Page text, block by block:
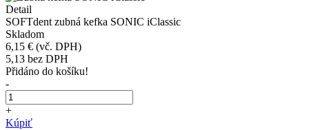
Detail
SOFTdent zubná kefka SONIC iClassic
Skladom
6,15 € (vč. DPH)
5,13 bez DPH
Přidáno do košíku!
-
+
Kúpiť